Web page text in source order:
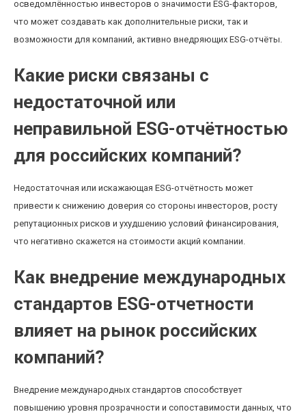
осведомлённостью инвесторов о значимости ESG-факторов,
что может создавать как дополнительные риски, так и
возможности для компаний, активно внедряющих ESG-отчёты.
Какие риски связаны с
недостаточной или
неправильной ESG-отчётностью
для российских компаний?
Недостаточная или искажающая ESG-отчётность может
привести к снижению доверия со стороны инвесторов, росту
репутационных рисков и ухудшению условий финансирования,
что негативно скажется на стоимости акций компании.
Как внедрение международных
стандартов ESG-отчетности
влияет на рынок российских
компаний?
Внедрение международных стандартов способствует
повышению уровня прозрачности и сопоставимости данных, что